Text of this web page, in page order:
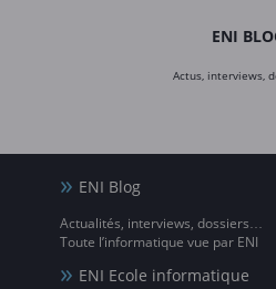
ENI
Actus, interviews,
ENI Blog
Actualités, interviews, dossiers…
Toute l’informatique vue par ENI
ENI Ecole informatique